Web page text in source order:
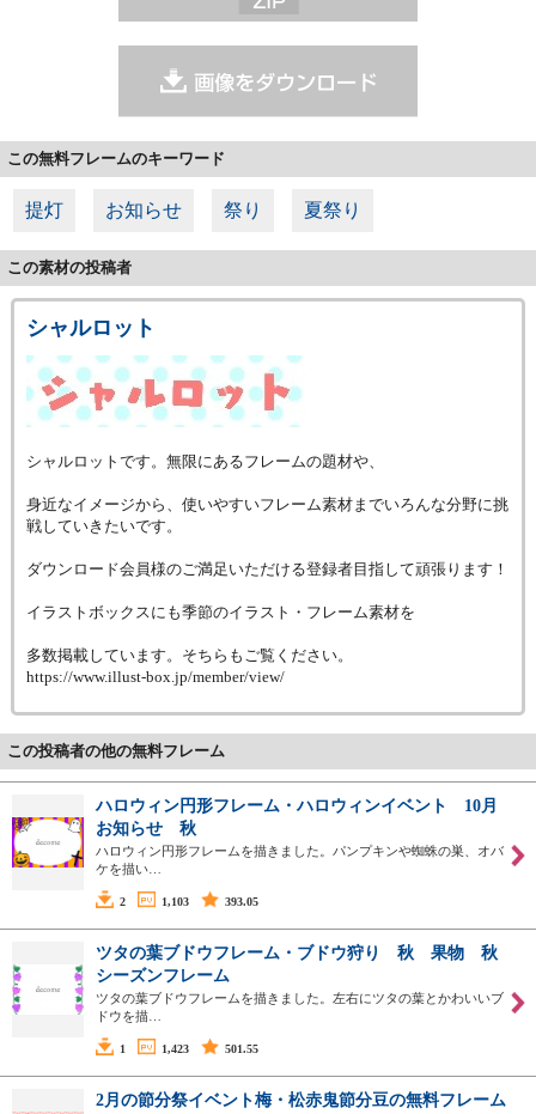
この無料フレームのキーワード
提灯 お知らせ 祭り 夏祭り
この素材の投稿者
シャルロット
シャルロットです。無限にあるフレームの題材や、
身近なイメージから、使いやすいフレーム素材までいろんな分野に挑
戦していきたいです。
ダウンロード会員様のご満足いただける登録者目指して頑張ります！
イラストボックスにも季節のイラスト・フレーム素材を
多数掲載しています。そちらもご覧ください。
https://www.illust-box.jp/member/view/
この投稿者の他の無料フレーム
ハロウィン円形フレーム・ハロウィンイベント 10月
お知らせ 秋
ハロウィン円形フレームを描きました。パンプキンや蜘蛛の巣、オバ
ケを描い…
2 1,103 393.05
ツタの葉ブドウフレーム・ブドウ狩り 秋 果物 秋
シーズンフレーム
ツタの葉ブドウフレームを描きました。左右にツタの葉とかわいいブ
ドウを描…
1 1,423 501.55
2月の節分祭イベント梅・松赤鬼節分豆の無料フレーム